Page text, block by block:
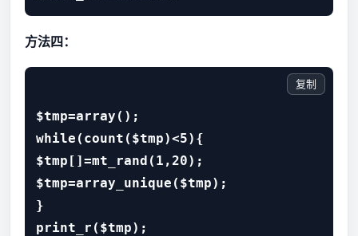
方法四：
$tmp=array();
while(count($tmp)<5){
$tmp[]=mt_rand(1,20);
$tmp=array_unique($tmp);
}
print_r($tmp);
复制